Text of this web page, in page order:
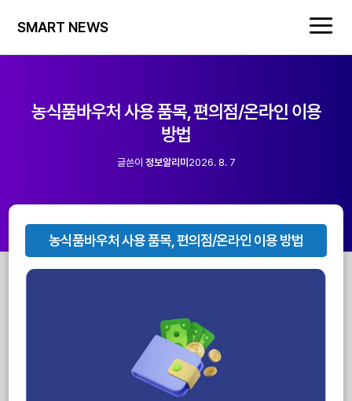
SMART NEWS
농식품바우처 사용 품목, 편의점/온라인 이용
방법
글쓴이 정보알리미 2026. 8. 7
농식품바우처 사용 품목, 편의점/온라인 이용 방법